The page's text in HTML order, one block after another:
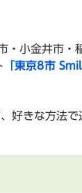
小金井市・
「東京8市
好きな方法で